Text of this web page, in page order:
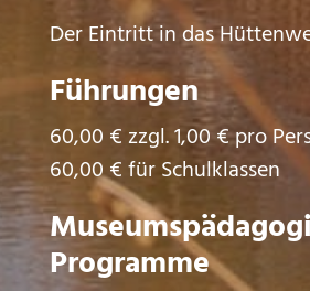
Der Eintritt in das
Führungen
60,00 € zzgl. 1,00 € pro
60,00 € für Schulklassen
Programme